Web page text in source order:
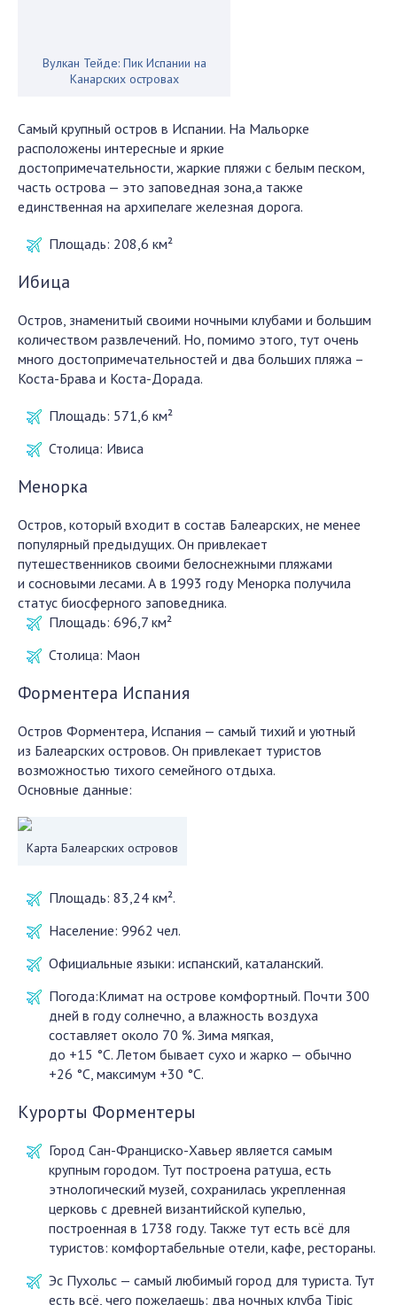
Вулкан Тейде: Пик Испании на
Канарских островах
Самый крупный остров в Испании. На Мальорке
расположены интересные и яркие
достопримечательности, жаркие пляжи с белым песком,
часть острова — это заповедная зона,а также
единственная на архипелаге железная дорога.
Площадь: 208,6 км²
Ибица
Остров, знаменитый своими ночными клубами и большим
количеством развлечений. Но, помимо этого, тут очень
много достопримечательностей и два больших пляжа –
Коста-Брава и Коста-Дорада.
Площадь: 571,6 км²
Столица: Ивиса
Менорка
Остров, который входит в состав Балеарских, не менее
популярный предыдущих. Он привлекает
путешественников своими белоснежными пляжами
и сосновыми лесами. А в 1993 году Менорка получила
статус биосферного заповедника.
Площадь: 696,7 км²
Столица: Маон
Форментера Испания
Остров Форментера, Испания — самый тихий и уютный
из Балеарских островов. Он привлекает туристов
возможностью тихого семейного отдыха.
Основные данные:
Карта Балеарских островов
Площадь: 83,24 км².
Население: 9962 чел.
Официальные языки: испанский, каталанский.
Погода:Климат на острове комфортный. Почти 300
дней в году солнечно, а влажность воздуха
составляет около 70 %. Зима мягкая,
до +15 °C. Летом бывает сухо и жарко — обычно
+26 °C, максимум +30 °C.
Курорты Форментеры
Город Сан-Франциско-Хавьер является самым
крупным городом. Тут построена ратуша, есть
этнологический музей, сохранилась укрепленная
церковь с древней византийской купелью,
построенная в 1738 году. Также тут есть всё для
туристов: комфортабельные отели, кафе, рестораны.
Эс Пухольс — самый любимый город для туриста. Тут
есть всё, чего пожелаешь: два ночных клуба Tipic